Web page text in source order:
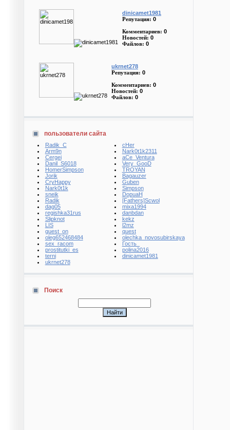
dinicamet1981
Репутация: 0
Комментариев: 0
Новостей: 0
Файлов: 0
ukrnet278
Репутация: 0
Комментариев: 0
Новостей: 0
Файлов: 0
пользователи сайта
Radik_C
cHer
Arm9n
Nark0t1k2311
Cergei
aCe_Ventura
Danil_S6018
Very_GooD
HomerSimpson
TROYAN
Jorik
Bagauzer
CryHappy
Guben
Nark0t1k
Simpson
sneik
DopuaH
Radik
[Fathers]Scwol
dag05
mixa1994
regishka31rus
danbdan
Slipknot
kekz
LIS
l2mz
guest_on
quest
oleg652468484
olechka_novosubirskaya
sex_racom
Гость_
prostitutki_es
polina2016
terni
dinicamet1981
ukrnet278
Поиск